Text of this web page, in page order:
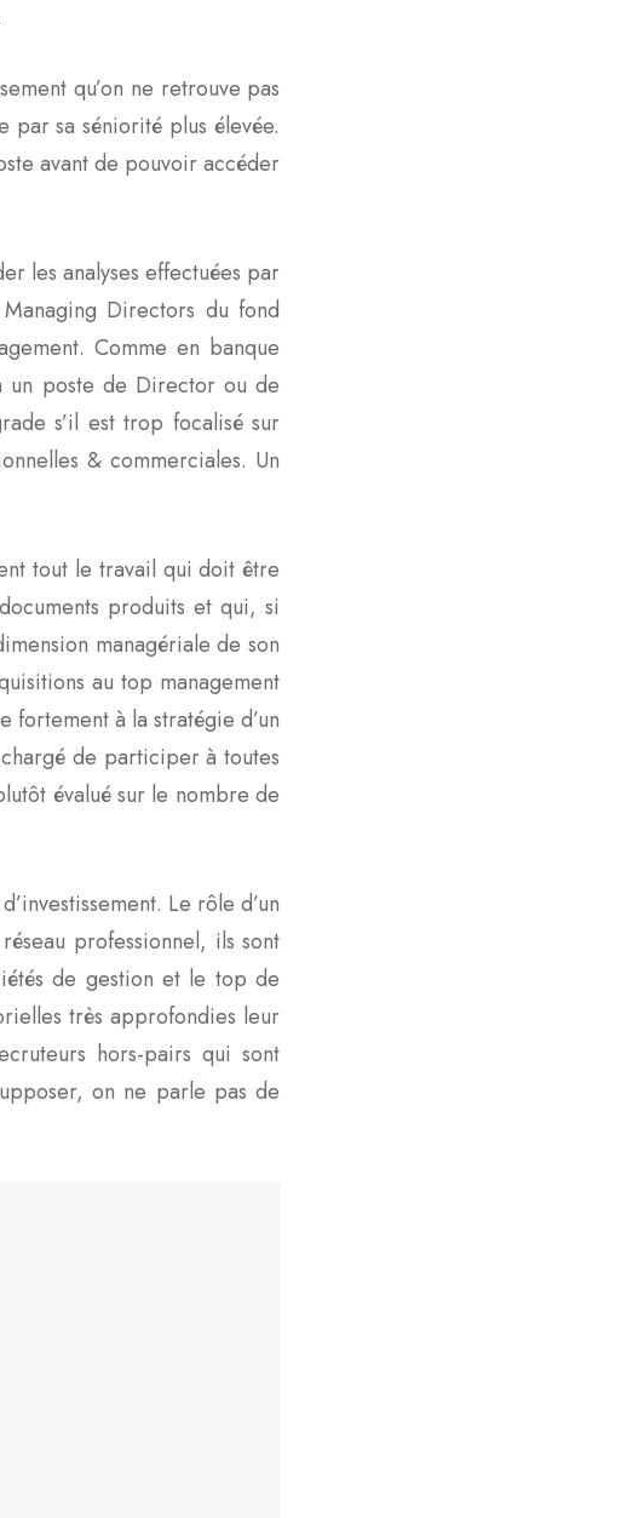
qu’on ne retrouve pas
par sa séniorité plus élevée.
avant de pouvoir accéder
les analyses effectuées par
Directors du fond
Comme en banque
un poste de Director ou de
s’il est trop focalisé sur
& commerciales. Un
tout le travail qui doit être
produits et qui, si
managériale de son
au top management
fortement à la stratégie d’un
de participer à toutes
évalué sur le nombre de
Le rôle d’un
professionnel, ils sont
de gestion et le top de
très approfondies leur
hors-pairs qui sont
on ne parle pas de